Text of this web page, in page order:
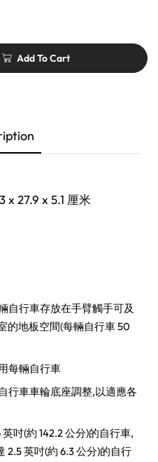
Add To Cart
x 27.9 x 5.1 厘米
自行車存放在手臂觸手可及
的地板空間(每輛自行車 50
每輛自行車
行車車輪底座調整,以適應各
吋(約 142.2 公分)的自行車,
2.5 英吋(約 6.3 公分)的自行